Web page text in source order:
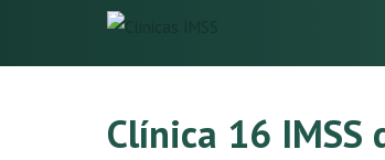
Clínica 16 IMSS